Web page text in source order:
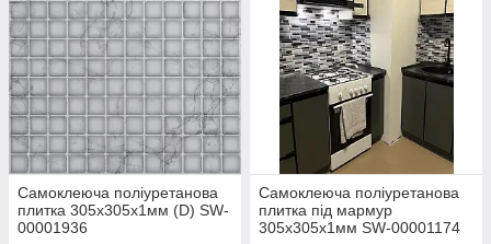
Самоклеюча поліуретанова
плитка 305х305х1мм (D) SW-
00001936
Самоклеюча поліуретанова
плитка під мармур
305х305х1мм SW-00001174